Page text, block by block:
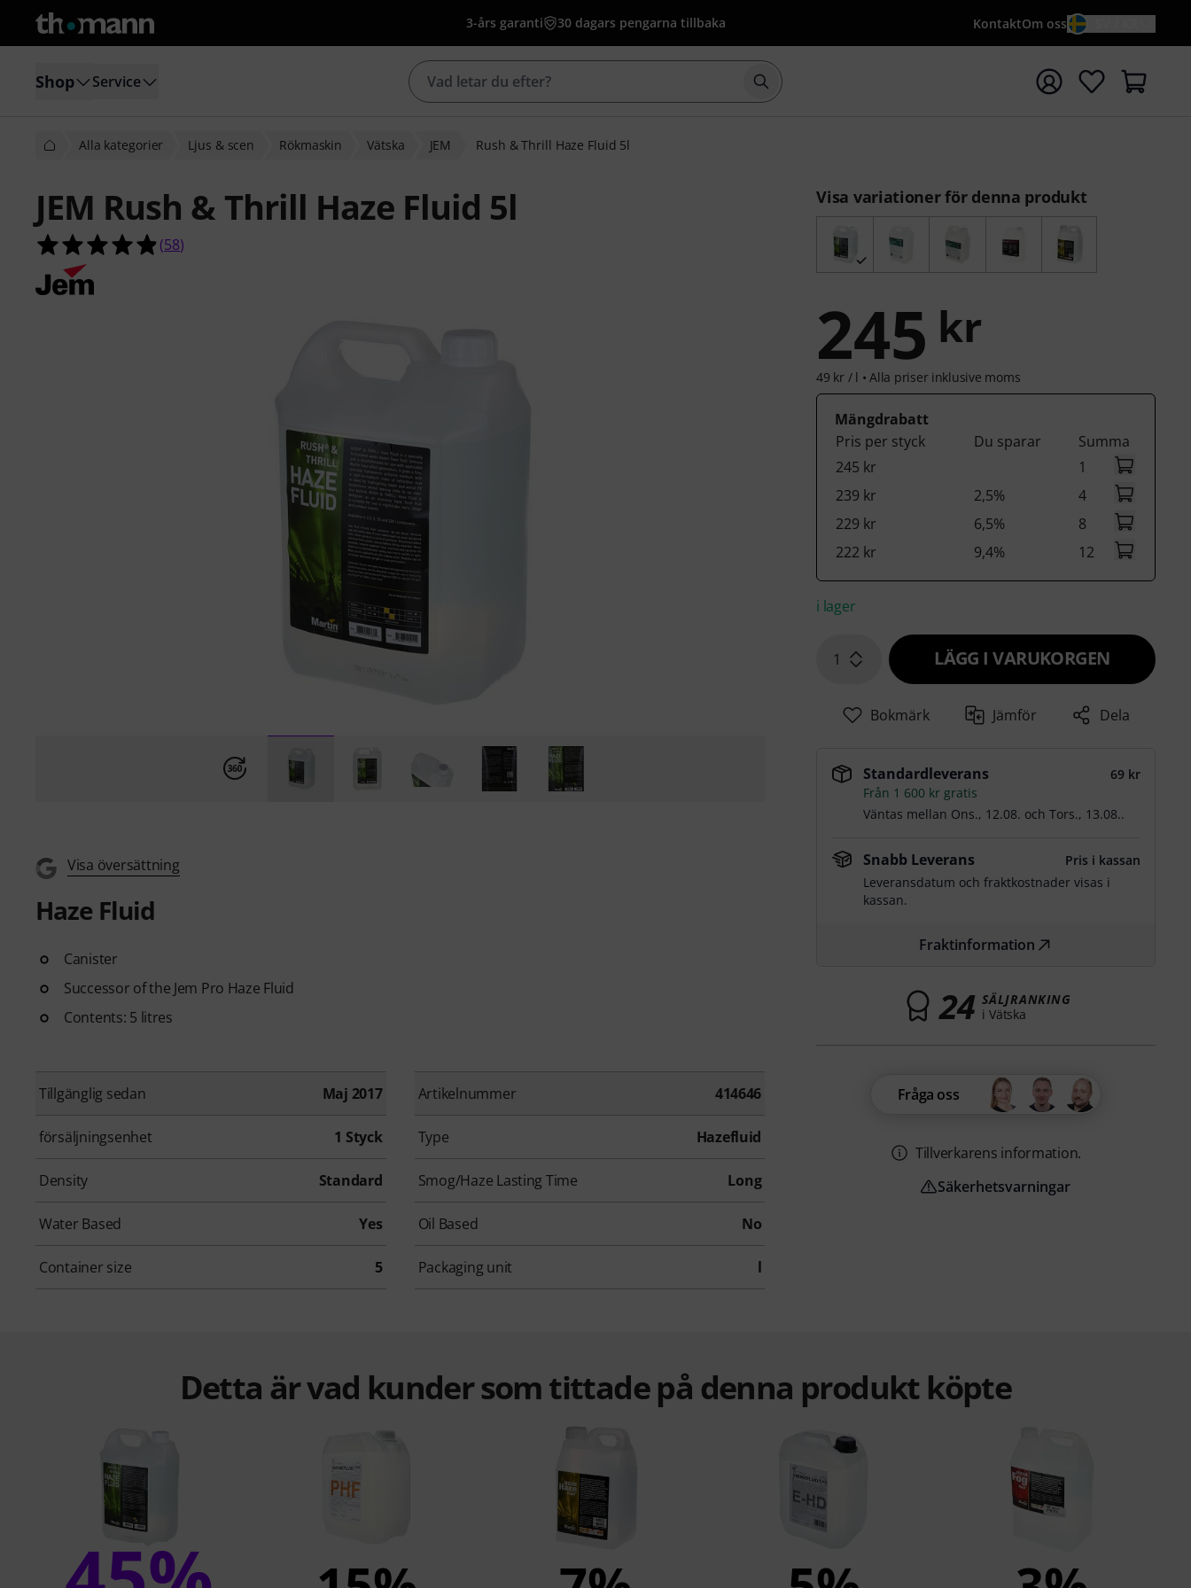
3-års garanti 30 dagars pengarna tillbaka KontaktOm oss
Shop Service Börja sökningen med söktermen {searchTerm}
Alla kategorier Ljus & scen Rökmaskin Vätska JEM Rush & Thrill Haze Fluid 5l
JEM Rush & Thrill Haze Fluid 5l
4.9 av 5 stjärnor från 58 kundbetyg
(58)
Visa översättning
Haze Fluid
Canister
Successor of the Jem Pro Haze Fluid
Contents: 5 litres
Tillgänglig sedan Maj 2017 Artikelnummer 414646
försäljningsenhet 1 Styck Type Hazefluid
Density Standard Smog/Haze Lasting Time Long
Water Based Yes Oil Based No
Container size 5 Packaging unit l
Visa variationer för denna produkt
245 kr
49 kr / l • Alla priser inklusive moms
Mängdrabatt
Pris per styck
Du sparar
Summa
245 kr
1
239 kr
2,5%
4
229 kr
6,5%
8
222 kr
9,4% 12
i lager
1 LÄGG I VARUKORGEN
Bokmärk Jämför Dela
Standardleverans
69 kr
Från 1 600 kr gratis
Väntas mellan Ons., 12.08. ochTors., 13.08..
Snabb Leverans
Pris i kassan
Leveransdatum och fraktkostnader visas i
kassan.
Fraktinformation
24 SÄLJRANKING
i Vätska
Fråga oss
Tillverkarens information.
Säkerhetsvarningar
Detta är vad kunder som tittade på denna produkt köpte